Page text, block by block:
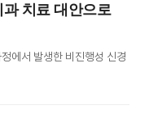
치료 대안으로
에서 발생한 비진행성 신경